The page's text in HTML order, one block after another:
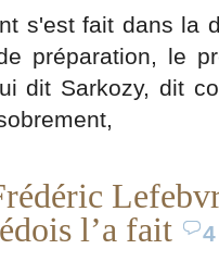
s'est fait dans la
préparation, le
dit Sarkozy, dit
l’a fait
4